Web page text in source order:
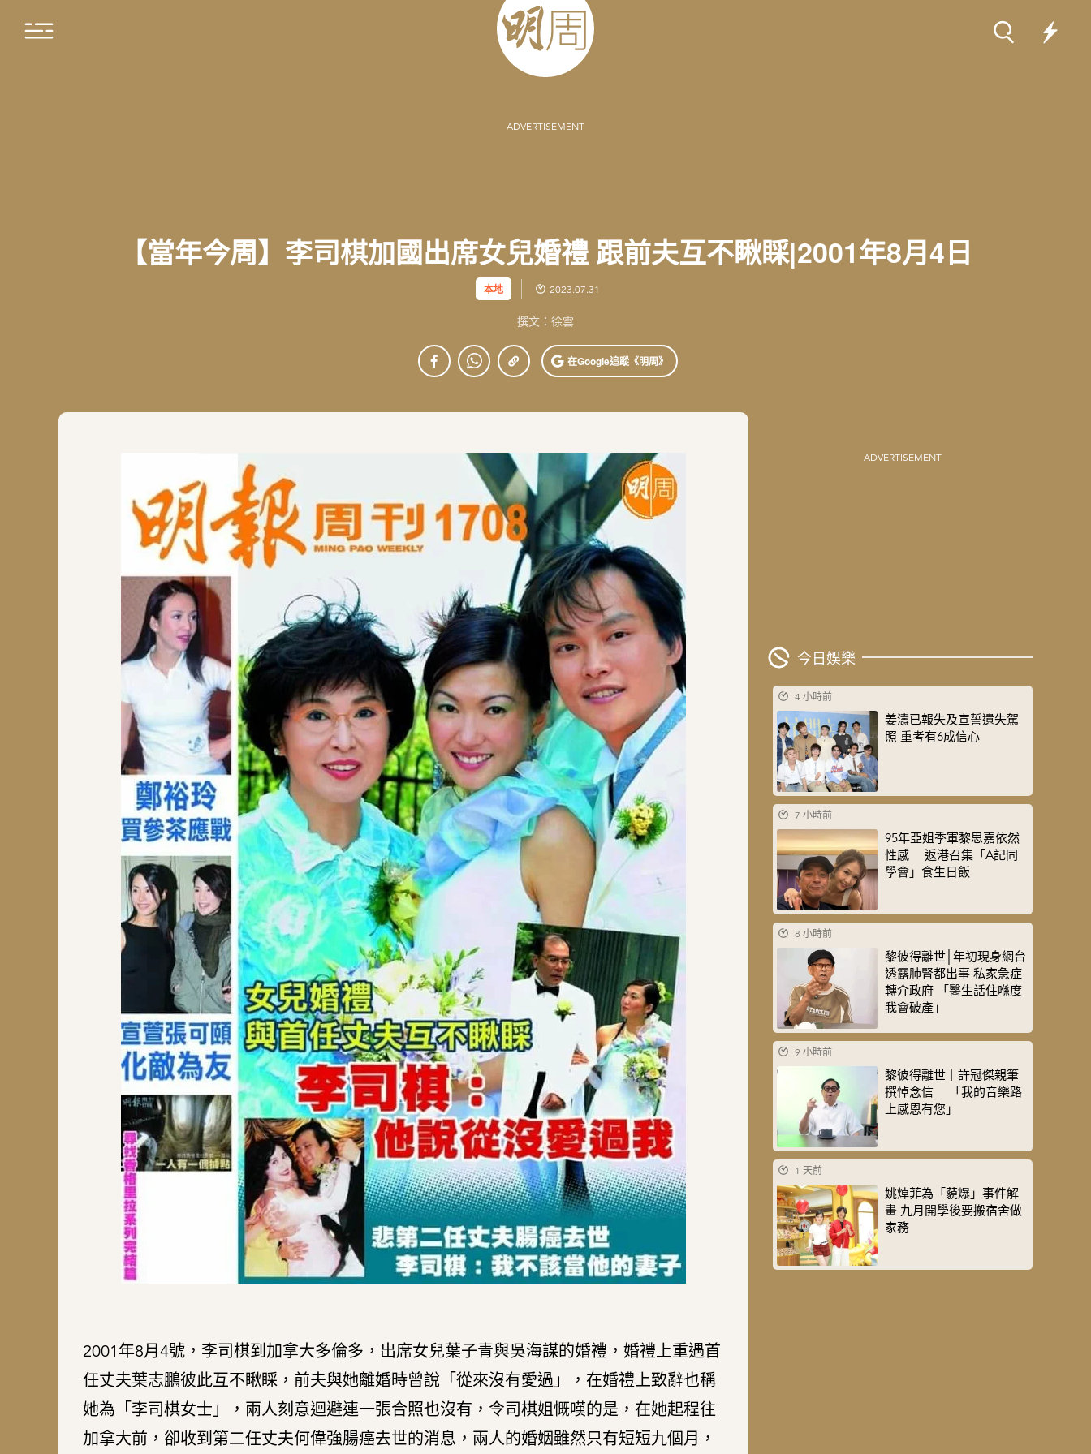
ADVERTISEMENT
【當年今周】李司棋加國出席女兒婚禮 跟前夫互不瞅睬|2001年8月4日
本地 2023.07.31
撰文：徐雲
在Google追蹤《明周》
2001年8月4號，李司棋到加拿大多倫多，出席女兒葉子青與吳海謀的婚禮，婚禮上重遇首
任丈夫葉志鵬彼此互不瞅睬，前夫與她離婚時曾說「從來沒有愛過」，在婚禮上致辭也稱
她為「李司棋女士」，兩人刻意迴避連一張合照也沒有，令司棋姐慨嘆的是，在她起程往
加拿大前，卻收到第二任丈夫何偉強腸癌去世的消息，兩人的婚姻雖然只有短短九個月，
ADVERTISEMENT
今日娛樂
4 小時前
姜濤已報失及宣誓遺失駕
照 重考有6成信心
7 小時前
95年亞姐季軍黎思嘉依然
性感 返港召集「A記同
學會」食生日飯
8 小時前
黎彼得離世│年初現身網台
透露肺腎都出事 私家急症
轉介政府 「醫生話住喺度
我會破產」
9 小時前
黎彼得離世｜許冠傑親筆
撰悼念信 「我的音樂路
上感恩有您」
1 天前
姚焯菲為「藐爆」事件解
畫 九月開學後要搬宿舍做
家務